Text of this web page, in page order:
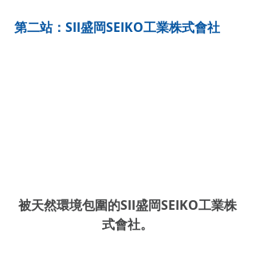
第二站：SII盛岡SEIKO工業株式會社
被天然環境包圍的SII盛岡SEIKO工業株
式會社。